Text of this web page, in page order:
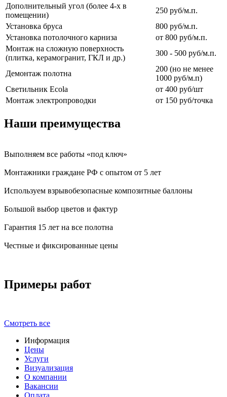
Дополнительный угол (более 4-х в
помещении)
250 руб/м.п.
Установка бруса
800 руб/м.п.
Установка потолочного карниза
от 800 руб/м.п.
Монтаж на сложную поверхность
(плитка, керамогранит, ГКЛ и др.)
300 - 500 руб/м.п.
Демонтаж полотна
200 (но не менее
1000 руб/м.п)
Светильник Ecola
от 400 руб/шт
Монтаж электропроводки
от 150 руб/точка
Наши преимущества
Выполняем все работы «под ключ»
Монтажники граждане РФ с опытом от 5 лет
Используем взрывобезопасные композитные баллоны
Большой выбор цветов и фактур
Гарантия 15 лет на все полотна
Честные и фиксированные цены
Примеры работ
Смотреть все
Информация
Цены
Услуги
Визуализация
О компании
Вакансии
Оплата